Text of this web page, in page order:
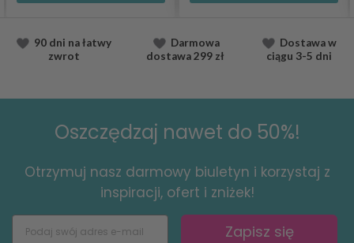
90 dni na łatwy
zwrot
Darmowa
dostawa299 zł
Dostawaw
ciągu 3-5 dni
Oszczędzaj nawet do 50%!
Otrzymuj nasz darmowy biuletyn i korzystaj z
inspiracji, ofert i zniżek!
Zapisz się